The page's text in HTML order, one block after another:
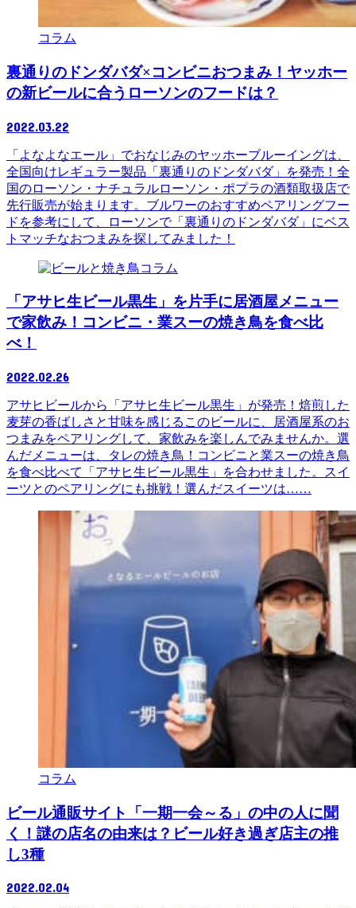
コラム
裏通りのドンダバダ×コンビニおつまみ！ヤッホー
の新ビールに合うローソンのフードは？
2022.03.22
「よなよなエール」でおなじみのヤッホーブルーイングは、
全国向けレギュラー製品「裏通りのドンダバダ」を発売！全
国のローソン・ナチュラルローソン・ポプラの酒類取扱店で
先行販売が始まります。ブルワーのおすすめペアリングフー
ドを参考にして、ローソンで「裏通りのドンダバダ」にベス
トマッチなおつまみを探してみました！
コラム
「アサヒ生ビール黒生」を片手に居酒屋メニュー
で家飲み！コンビニ・業スーの焼き鳥を食べ比
べ！
2022.02.26
アサヒビールから「アサヒ生ビール黒生」が発売！焙煎した
麦芽の香ばしさと甘味を感じるこのビールに、居酒屋系のお
つまみをペアリングして、家飲みを楽しんでみませんか。選
んだメニューは、タレの焼き鳥！コンビニと業スーの焼き鳥
を食べ比べて「アサヒ生ビール黒生」を合わせました。スイ
ーツとのペアリングにも挑戦！選んだスイーツは……
コラム
ビール通販サイト「一期一会～る」の中の人に聞
く！謎の店名の由来は？ビール好き過ぎ店主の推
し3種
2022.02.04